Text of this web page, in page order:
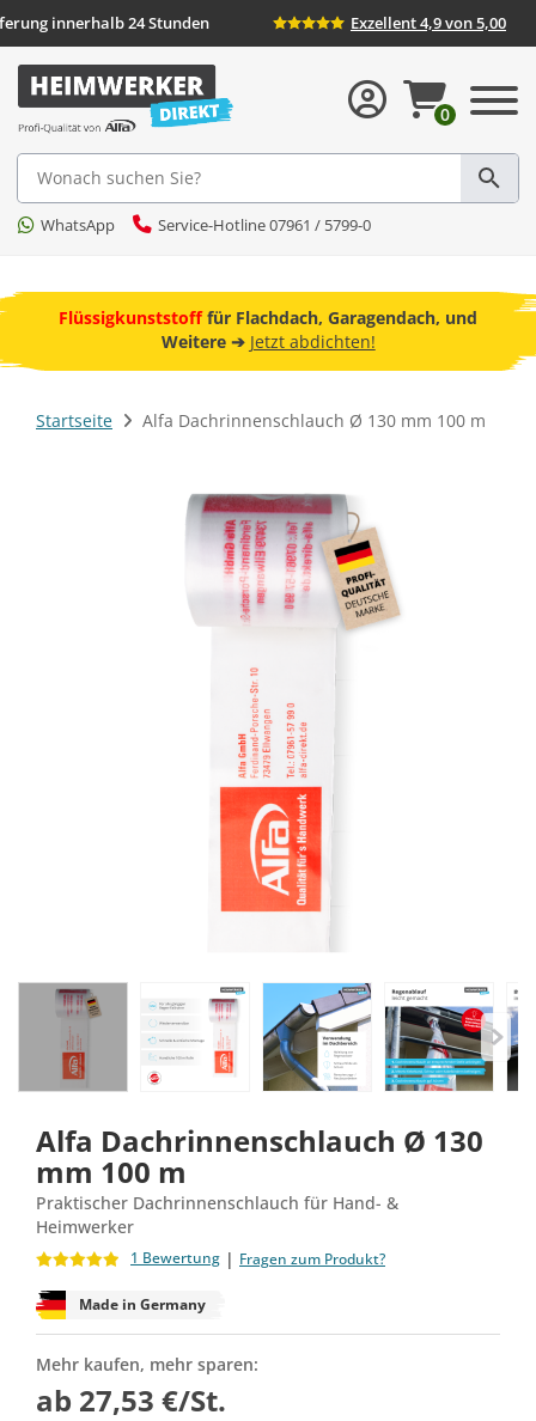
innerhalb 24 Stunden Exzellent 4,9 von 5,00
Suche
WhatsApp Service-Hotline 07961 / 5799-0
0
Flüssigkunststofffür Flachdach, Garagendach, und
Weitere ➔ Jetzt abdichten!
Startseite Alfa Dachrinnenschlauch Ø 130 mm 100 m
Alfa Dachrinnenschlauch Ø 130
mm 100 m
Praktischer Dachrinnenschlauch für Hand- &
Heimwerker
1 Bewertung | Fragen zum Produkt?
Made in Germany
Mehr kaufen, mehr sparen:
ab 27,53 €/St.